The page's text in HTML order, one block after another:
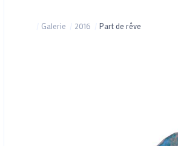
Galerie 2016 Part de rêve